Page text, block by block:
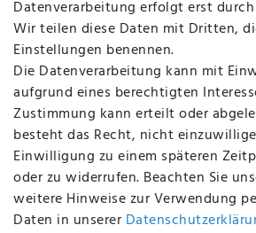
Altölverordnung
Impressum
BEQUEM UND SICHER BEZAHLEN
BEI UNS SIND SIE SICHER!
Datenverarbeitung erfolgt erst
Wir teilen diese Daten mit Dritten,
Einstellungen benennen.
Die Datenverarbeitung kann mit
aufgrund eines berechtigten
Zustimmung kann erteilt oder
besteht das Recht, nicht
Einwilligung zu einem späteren
oder zu widerrufen. Beachten Sie
weitere Hinweise zur Verwendung
Daten in unserer